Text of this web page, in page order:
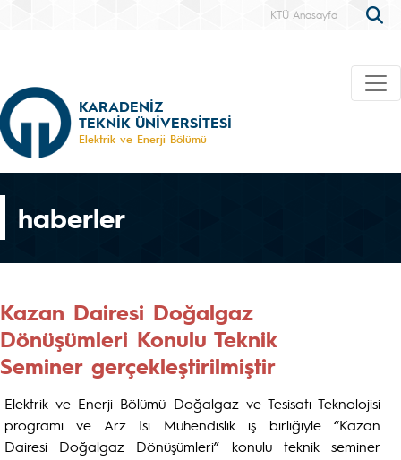
KTÜ Anasayfa
KARADENİZ
TEKNİK ÜNİVERSİTESİ
Elektrik ve Enerji Bölümü
haberler
Kazan Dairesi Doğalgaz
Dönüşümleri Konulu Teknik
Seminer gerçekleştirilmiştir
Elektrik ve Enerji Bölümü Doğalgaz ve Tesisatı Teknolojisi
programı ve Arz Isı Mühendislik iş birliğiyle “Kazan
Dairesi Doğalgaz Dönüşümleri” konulu teknik seminer